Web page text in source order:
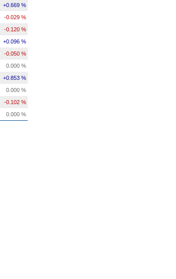
+0.669 %
-0.029 %
-0.120 %
+0.096 %
-0.050 %
0.000 %
+0.853 %
0.000 %
-0.102 %
0.000 %